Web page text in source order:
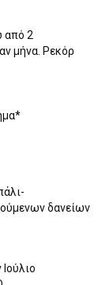
από 2
μήνα. Ρεκόρ
δανείων